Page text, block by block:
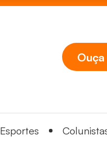
Ouça
Esportes